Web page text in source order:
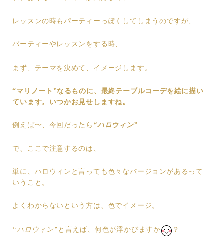
レッスンの時もパーティーっぽくしてしまうのですが、
パーティーやレッスンをする時、
まず、テーマを決めて、イメージします。
“マリノート”なるものに、最終テーブルコーデを絵に描い
ています。いつかお見せしますね。
例えば〜、今回だったら “ハロウィン”
で、ここで注意するのは、
単に、ハロウィンと言っても色々なバージョンがあるって
いうこと。
よくわからないという方は、色でイメージ。
“ハロウィン” と言えば、何色が浮かびますか ？